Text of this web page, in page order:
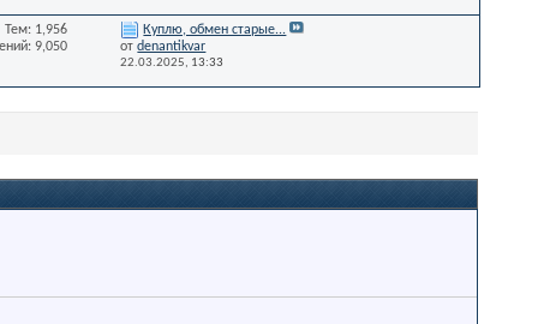
Тем: 1,956
9,050
Куплю, обмен старые...
отdenantikvar
22.03.2025, 13:33